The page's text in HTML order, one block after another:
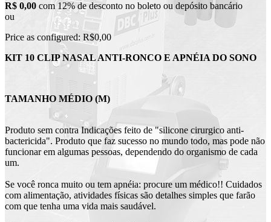
R$ 0,00 com 12% de desconto no boleto ou depósito bancário
ou
Price as configured: R$0,00
KIT 10 CLIP NASAL ANTI-RONCO E APNÉIA DO SONO
TAMANHO MÉDIO (M)
Produto sem contra Indicações feito de "silicone cirurgico anti-
bactericida". Produto que faz sucesso no mundo todo, mas pode não
funcionar em algumas pessoas, dependendo do organismo de cada
um.
Se você ronca muito ou tem apnéia: procure um médico!! Cuidados
com alimentação, atividades físicas são detalhes simples que farão
com que tenha uma vida mais saudável.